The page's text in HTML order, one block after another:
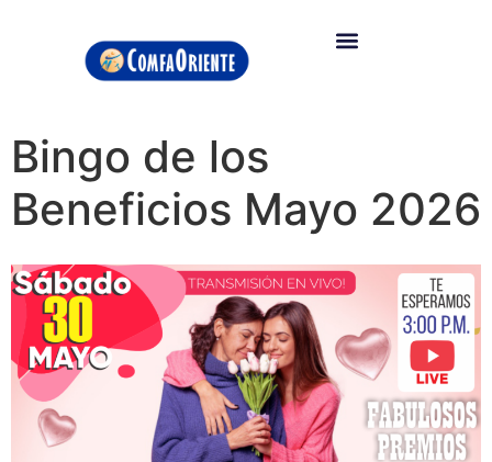
Bingo de los
Beneficios Mayo 2026